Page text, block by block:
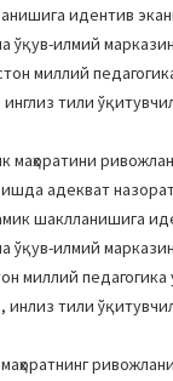
идентив
ўқув-илмий
миллий
тили
маҳоратини
адекват
шаклланишига
ўқув-илмий
миллий
тили